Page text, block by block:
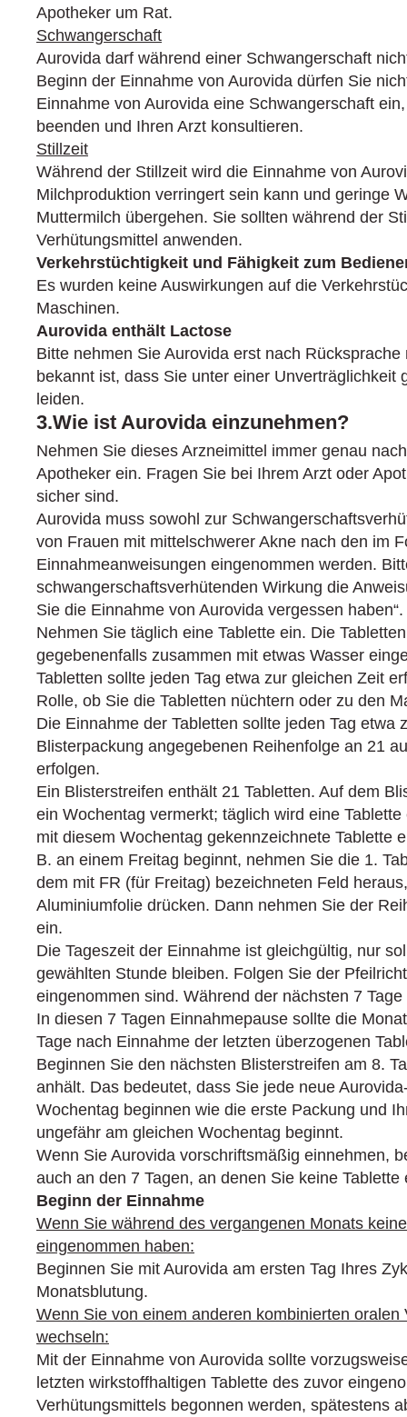
Apotheker um Rat.
Schwangerschaft
Aurovida darf während einer Schwangerschaft
Beginn der Einnahme von Aurovida dürfen Sie
Einnahme von Aurovida eine Schwanger­schaft
beenden und Ihren Arzt konsultieren.
Stillzeit
Während der Stillzeit wird die Einnahme von
Milchproduktion verringert sein kann und geringe
Muttermilch übergehen. Sie sollten während der
Verhütungsmittel anwenden.
Verkehrstüchtigkeit und Fähigkeit zum
Es wurden keine Auswirkungen auf die
Maschinen.
Aurovida enthält Lactose
Bitte nehmen Sie Aurovida erst nach
bekannt ist, dass Sie unter einer Unverträglichkeit
leiden.
3.Wie ist Aurovida einzunehmen?
Nehmen Sie dieses Arzneimittel immer genau
Apotheker ein. Fragen Sie bei Ihrem Arzt oder
sicher sind.
Aurovida muss sowohl zur
von Frauen mit mittelschwerer Akne nach den im
Einnahmeanweisungen eingenommen werden.
schwangerschaftsverhütenden Wirkung die
Sie die Einnahme von Aurovida vergessen haben“.
Nehmen Sie täglich eine Tablette ein. Die
gegebenenfalls zusammen mit etwas Wasser
Tabletten sollte jeden Tag etwa zur gleichen Zeit
Rolle, ob Sie die Tabletten nüchtern oder zu den
Die Einnahme der Tabletten sollte jeden Tag etwa
Blisterpackung angegebenen Reihenfolge an 21
erfolgen.
Ein Blisterstreifen enthält 21 Tabletten. Auf dem
ein Wochentag vermerkt; täglich wird eine
mit diesem Wochentag gekennzeichnete Tablette
B. an einem Freitag beginnt, nehmen Sie die 1.
dem mit FR (für Freitag) bezeichneten Feld
Aluminiumfolie drücken. Dann nehmen Sie der
ein.
Die Tageszeit der Einnahme ist gleichgültig, nur
gewählten Stunde bleiben. Folgen Sie der
eingenommen sind. Während der nächsten 7
In diesen 7 Tagen Einnahmepause sollte die
Tage nach Einnahme der letzten überzogenen
Beginnen Sie den nächsten Blister­streifen am 8.
anhält. Das bedeutet, dass Sie jede neue
Wochentag begin­nen wie die erste Packung und
ungefähr am gleichen Wochentag beginnt.
Wenn Sie Aurovida vorschriftsmäßig einnehmen,
auch an den 7 Tagen, an denen Sie keine Tablette
Beginn der Einnahme
Wenn Sie während des vergangenen Monats
eingenommen haben:
Beginnen Sie mit Aurovida am ersten Tag Ihres
Monatsblutung.
Wenn Sie von einem anderen kombinierten oralen
wechseln:
Mit der Einnahme von Aurovida sollte
letzten wirkstoffhaltigen Tablette des zuvor
Verhütungsmittels begonnen werden, spätestens